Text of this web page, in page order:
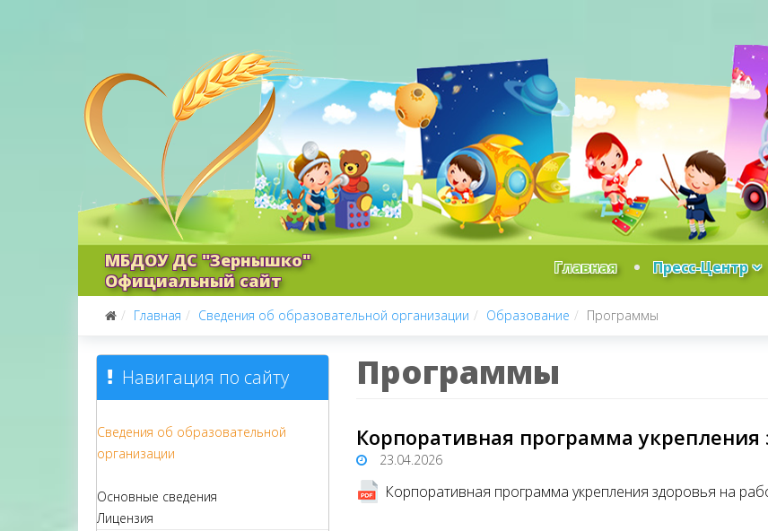
МБДОУ ДС "Зернышко"
Официальный сайт
Главная Пресс-Центр
Главная Сведения об образовательной организации Образование Программы
Навигация по сайту
Сведения об образовательной
организации
Основные сведения
Лицензия
Программы
Корпоративная программа
23.04.2026
Корпоративная программа укрепления здоровья на